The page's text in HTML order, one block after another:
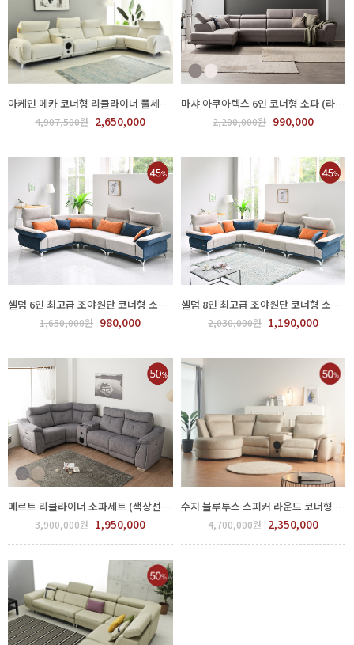
아케인 메카 코너형 리클라이너 풀세트 (홈바포함) GGL 570-3
4,907,500원 2,650,000
마샤 아쿠아텍스 6인 코너형 소파 (라이트그레이) GGLO 550-390
2,200,000원 990,000
셀덤 6인 최고급 조야원단 코너형 소파 GMF 3000-16-06
1,650,000원 980,000
셀덤 8인 최고급 조야원단 코너형 소파 GMF 3000-16-08
2,030,000원 1,190,000
메르트 리클라이너 소파세트 (색상선택) GCS 700-90
3,900,000원 1,950,000
수지 블루투스 스피커 라운드 코너형 리클라이너 소파 GNU 914-105
4,700,000원 2,350,000